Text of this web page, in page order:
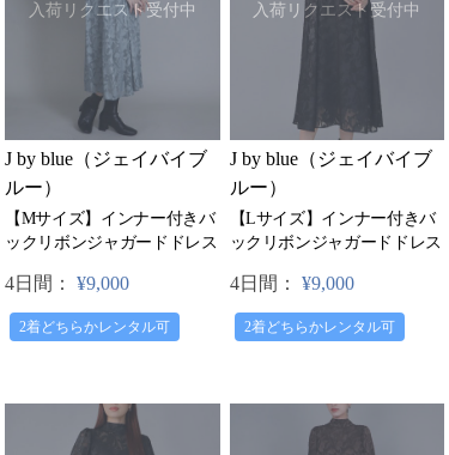
入荷リクエスト受付中
J by blue（ジェイバイブ
ルー）
【Mサイズ】インナー付きバ
ックリボンジャガードドレス
4日間： ¥9,000
2着どちらかレンタル可
入荷リクエスト受付中
J by blue（ジェイバイブ
ルー）
【Lサイズ】インナー付きバ
ックリボンジャガードドレス
4日間： ¥9,000
2着どちらかレンタル可